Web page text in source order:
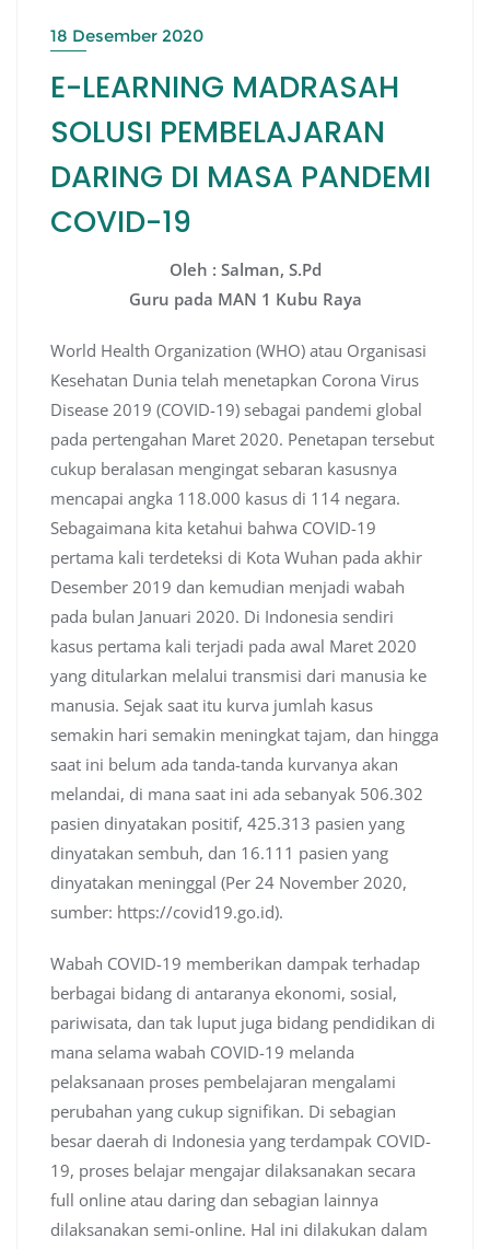
18 Desember 2020
E-LEARNING MADRASAH
SOLUSI PEMBELAJARAN
DARING DI MASA PANDEMI
COVID-19
Oleh : Salman, S.Pd
Guru pada MAN 1 Kubu Raya
World Health Organization (WHO) atau Organisasi
Kesehatan Dunia telah menetapkan Corona Virus
Disease 2019 (COVID-19) sebagai pandemi global
pada pertengahan Maret 2020. Penetapan tersebut
cukup beralasan mengingat sebaran kasusnya
mencapai angka 118.000 kasus di 114 negara.
Sebagaimana kita ketahui bahwa COVID-19
pertama kali terdeteksi di Kota Wuhan pada akhir
Desember 2019 dan kemudian menjadi wabah
pada bulan Januari 2020. Di Indonesia sendiri
kasus pertama kali terjadi pada awal Maret 2020
yang ditularkan melalui transmisi dari manusia ke
manusia. Sejak saat itu kurva jumlah kasus
semakin hari semakin meningkat tajam, dan hingga
saat ini belum ada tanda-tanda kurvanya akan
melandai, di mana saat ini ada sebanyak 506.302
pasien dinyatakan positif, 425.313 pasien yang
dinyatakan sembuh, dan 16.111 pasien yang
dinyatakan meninggal (Per 24 November 2020,
sumber: https://covid19.go.id).
Wabah COVID-19 memberikan dampak terhadap
berbagai bidang di antaranya ekonomi, sosial,
pariwisata, dan tak luput juga bidang pendidikan di
mana selama wabah COVID-19 melanda
pelaksanaan proses pembelajaran mengalami
perubahan yang cukup signifikan. Di sebagian
besar daerah di Indonesia yang terdampak COVID-
19, proses belajar mengajar dilaksanakan secara
full online atau daring dan sebagian lainnya
dilaksanakan semi-online. Hal ini dilakukan dalam